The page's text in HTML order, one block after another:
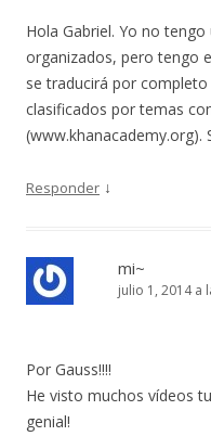
Hola Gabriel. Yo no
organizados, pero tengo
se traducirá por
clasificados por temas
(www.khanacademy.org).
Responder ↓
mi~
julio 1, 2014 a
Por Gauss!!!!
He visto muchos vídeos
genial!